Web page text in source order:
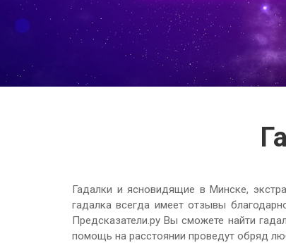
Гадалки и ясновидящие в Минске,
гадалка всегда имеет отзывы
Предсказатели.ру Вы сможете найти
помощь на расстоянии проведут обряд